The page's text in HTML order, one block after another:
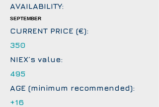
AVAILABILITY:
SEPTEMBER
CURRENT PRICE (€):
350
NIEX´s value:
495
AGE (minimum recommended):
+16